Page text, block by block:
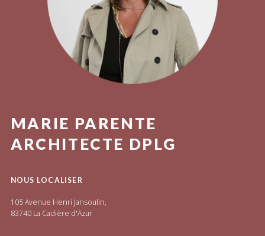
MARIE PARENTE
ARCHITECTE DPLG
NOUS LOCALISER
105 Avenue Henri Jansoulin,
83740 La Cadière d'Azur